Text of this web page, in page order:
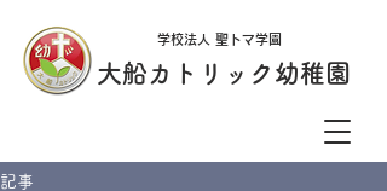
学校法人 聖トマ学園
大船カトリック幼稚園
記事